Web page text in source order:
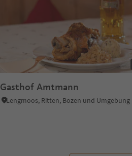
Gasthof Amtmann
Lengmoos, Ritten, Bozen und Umgebung